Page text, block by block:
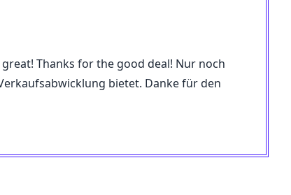
Thanks for the good deal! Nur noch
bietet. Danke für den